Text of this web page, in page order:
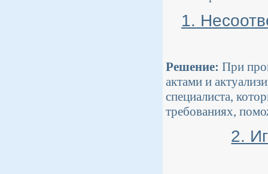
1.
Решение: При
актами и
специалиста,
требованиях,
2.